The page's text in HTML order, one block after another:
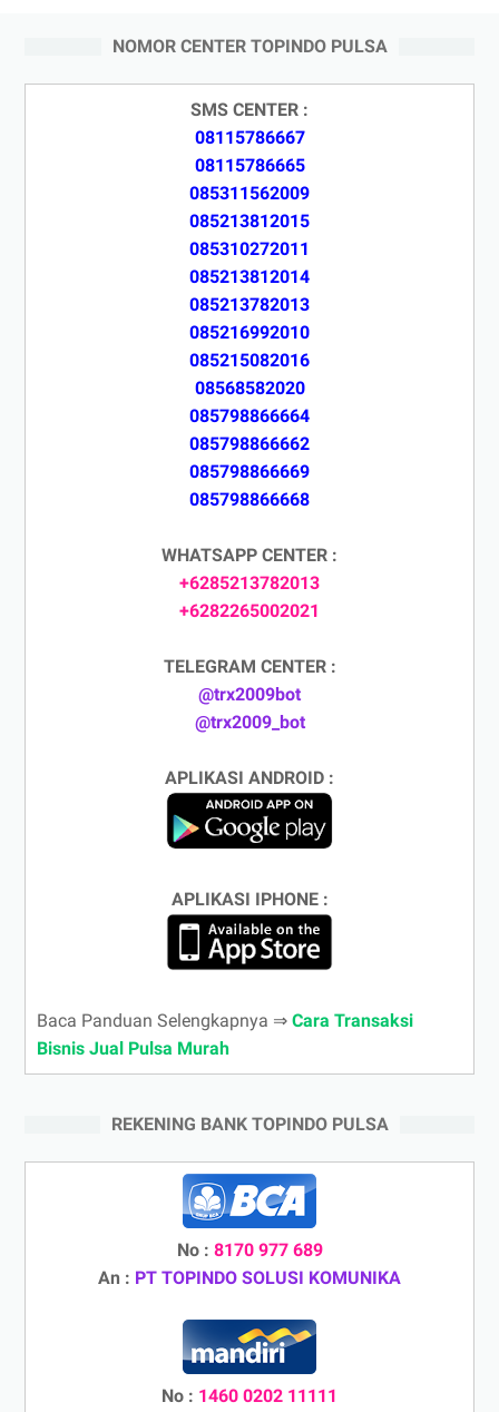
NOMOR CENTER TOPINDO PULSA
SMS CENTER :
08115786667
08115786665
085311562009
085213812015
085310272011
085213812014
085213782013
085216992010
085215082016
08568582020
085798866664
085798866662
085798866669
085798866668
WHATSAPP CENTER :
+6285213782013
+6282265002021
TELEGRAM CENTER :
@trx2009bot
@trx2009_bot
APLIKASI ANDROID :
APLIKASI IPHONE :
Baca Panduan Selengkapnya ⇒ Cara Transaksi
Bisnis Jual Pulsa Murah
REKENING BANK TOPINDO PULSA
No : 8170 977 689
An : PT TOPINDO SOLUSI KOMUNIKA
No : 1460 0202 11111